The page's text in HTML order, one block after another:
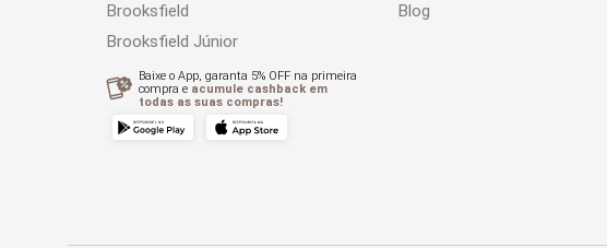
Brooksfield
Blog
Brooksfield Júnior
Baixe o App, garanta 5% OFF na primeira
compra e acumule cashback em
todas as suas compras!